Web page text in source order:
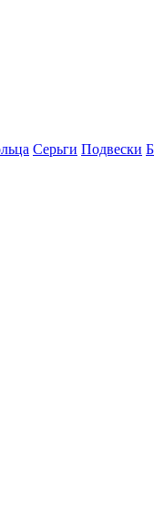
Серьги Подвески